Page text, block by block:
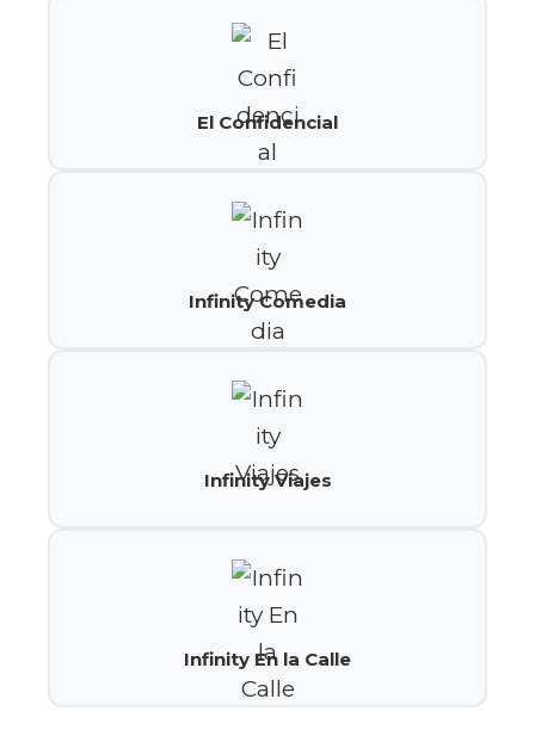
El Confidencial
Infinity Comedia
Infinity Viajes
Infinity En la Calle